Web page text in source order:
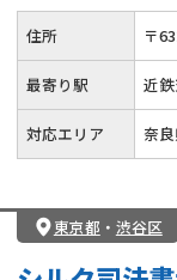
住所 〒
最寄り駅 近鉄
対応エリア 奈
東京都 ・ 渋谷区